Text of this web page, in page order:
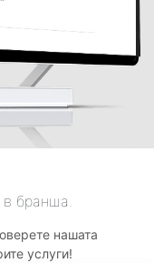
в бранша.
нашата
услуги!